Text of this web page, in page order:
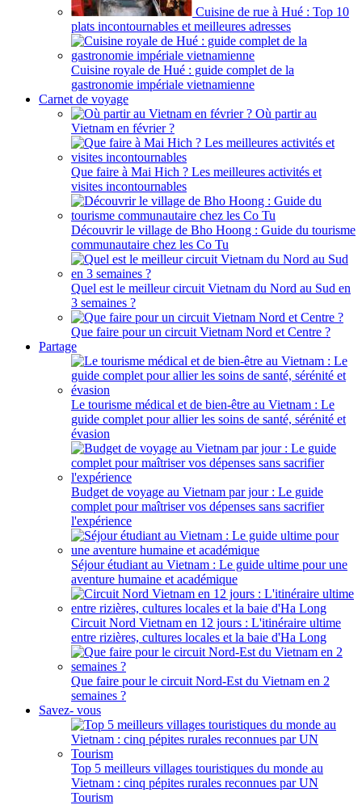
Cuisine de rue à Hué : Top 10
plats incontournables et meilleures adresses
Cuisine royale de Hué : guide complet de la
gastronomie impériale vietnamienne
Carnet de voyage
Où partir au
Vietnam en février ?
Que faire à Mai Hich ? Les meilleures activités et
visites incontournables
Découvrir le village de Bho Hoong : Guide du tourisme
communautaire chez les Co Tu
Quel est le meilleur circuit Vietnam du Nord au Sud en
3 semaines ?
Que faire pour un circuit Vietnam Nord et Centre ?
Partage
Le tourisme médical et de bien-être au Vietnam : Le
guide complet pour allier les soins de santé, sérénité et
évasion
Budget de voyage au Vietnam par jour : Le guide
complet pour maîtriser vos dépenses sans sacrifier
l'expérience
Séjour étudiant au Vietnam : Le guide ultime pour une
aventure humaine et académique
Circuit Nord Vietnam en 12 jours : L'itinéraire ultime
entre rizières, cultures locales et la baie d'Ha Long
Que faire pour le circuit Nord-Est du Vietnam en 2
semaines ?
Savez- vous
Top 5 meilleurs villages touristiques du monde au
Vietnam : cinq pépites rurales reconnues par UN
Tourism